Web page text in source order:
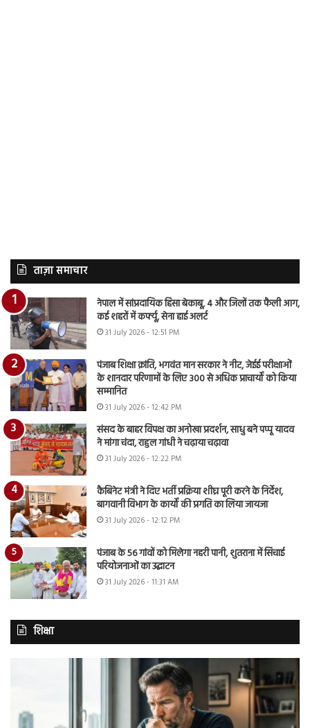
ताज़ा समाचार
नेपाल में सांप्रदायिक हिंसा बेकाबू, 4 और जिलों तक फैली आग,
कई शहरों में कर्फ्यू, सेना हाई अलर्ट
31 July 2026 - 12:51 PM
पंजाब शिक्षा क्रांति, भगवंत मान सरकार ने नीट, जेईई परीक्षाओं
के शानदार परिणामों के लिए 300 से अधिक प्राचार्यों को किया
सम्मानित
31 July 2026 - 12:42 PM
संसद के बाहर विपक्ष का अनोखा प्रदर्शन, साधु बने पप्पू यादव
ने मांगा चंदा, राहुल गांधी ने चढ़ाया चढ़ावा
31 July 2026 - 12:22 PM
कैबिनेट मंत्री ने दिए भर्ती प्रक्रिया शीघ्र पूरी करने के निर्देश,
बागवानी विभाग के कार्यों की प्रगति का लिया जायजा
31 July 2026 - 12:12 PM
पंजाब के 56 गांवों को मिलेगा नहरी पानी, शुतराना में सिंचाई
परियोजनाओं का उद्घाटन
31 July 2026 - 11:31 AM
शिक्षा